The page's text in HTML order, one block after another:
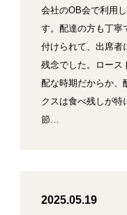
会社のOB会で利用
す。配達の方も丁寧
付けられて、出席者
残念でした。ロース
配な時期だからか、
クスは食べ残しが特
節…
2025.05.19